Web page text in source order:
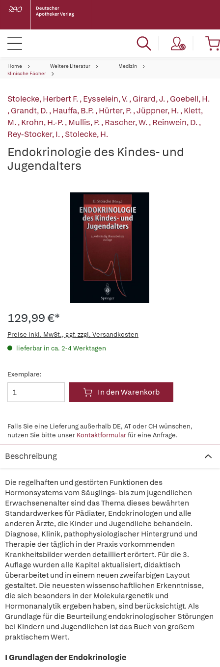
Home Weitere Literatur
Medizin
klinische Fächer
Stolecke, Herbert F.,Eysselein, V.,Girard, J.,Goebell, H.
,Grandt, D.,Hauffa, B.P.,Hürter, P.,Jüppner, H.,Klett,
M.,Krohn, H.-P.,Mullis, P.,Rascher, W.,Reinwein, D.,
Rey-Stocker, I.,Stolecke, H.
Endokrinologie des Kindes- und
Jugendalters
129,99 €*
Preise inkl. MwSt., ggf. zzgl. Versandkosten
lieferbar in ca. 2-4 Werktagen
Exemplare:
In den Warenkorb
Falls Sie eine Lieferung außerhalb DE, AT oder CH wünschen,
nutzen Sie bitte unser Kontaktformularfür eine Anfrage.
Beschreibung
Die regelhaften und gestörten Funktionen des
Hormonsystems vom Säuglings- bis zum jugendlichen
Erwachsenenalter sind das Thema dieses bewährten
Standardwerkes für Pädiater, Endokrinologen und alle
anderen Ärzte, die Kinder und Jugendliche behandeln.
Diagnose, Klinik, pathophysiologischer Hintergrund und
Therapie der täglich in der Praxis vorkommenden
Krankheitsbilder werden detailliert erörtert. Für die 3.
Auflage wurden alle Kapitel aktualisiert, didaktisch
überarbeitet und in einem neuen zweifarbigen Layout
gestaltet. Die neuesten wissenschaftlichen Erkenntnisse,
die sich besonders in der Molekulargenetik und
Hormonanalytik ergeben haben, sind berücksichtigt. Als
Grundlage für die Beurteilung endokrinologischer Störungen
bei Kindern und Jugendlichen ist das Buch von großem
praktischem Wert.
I Grundlagen der Endokrinologie